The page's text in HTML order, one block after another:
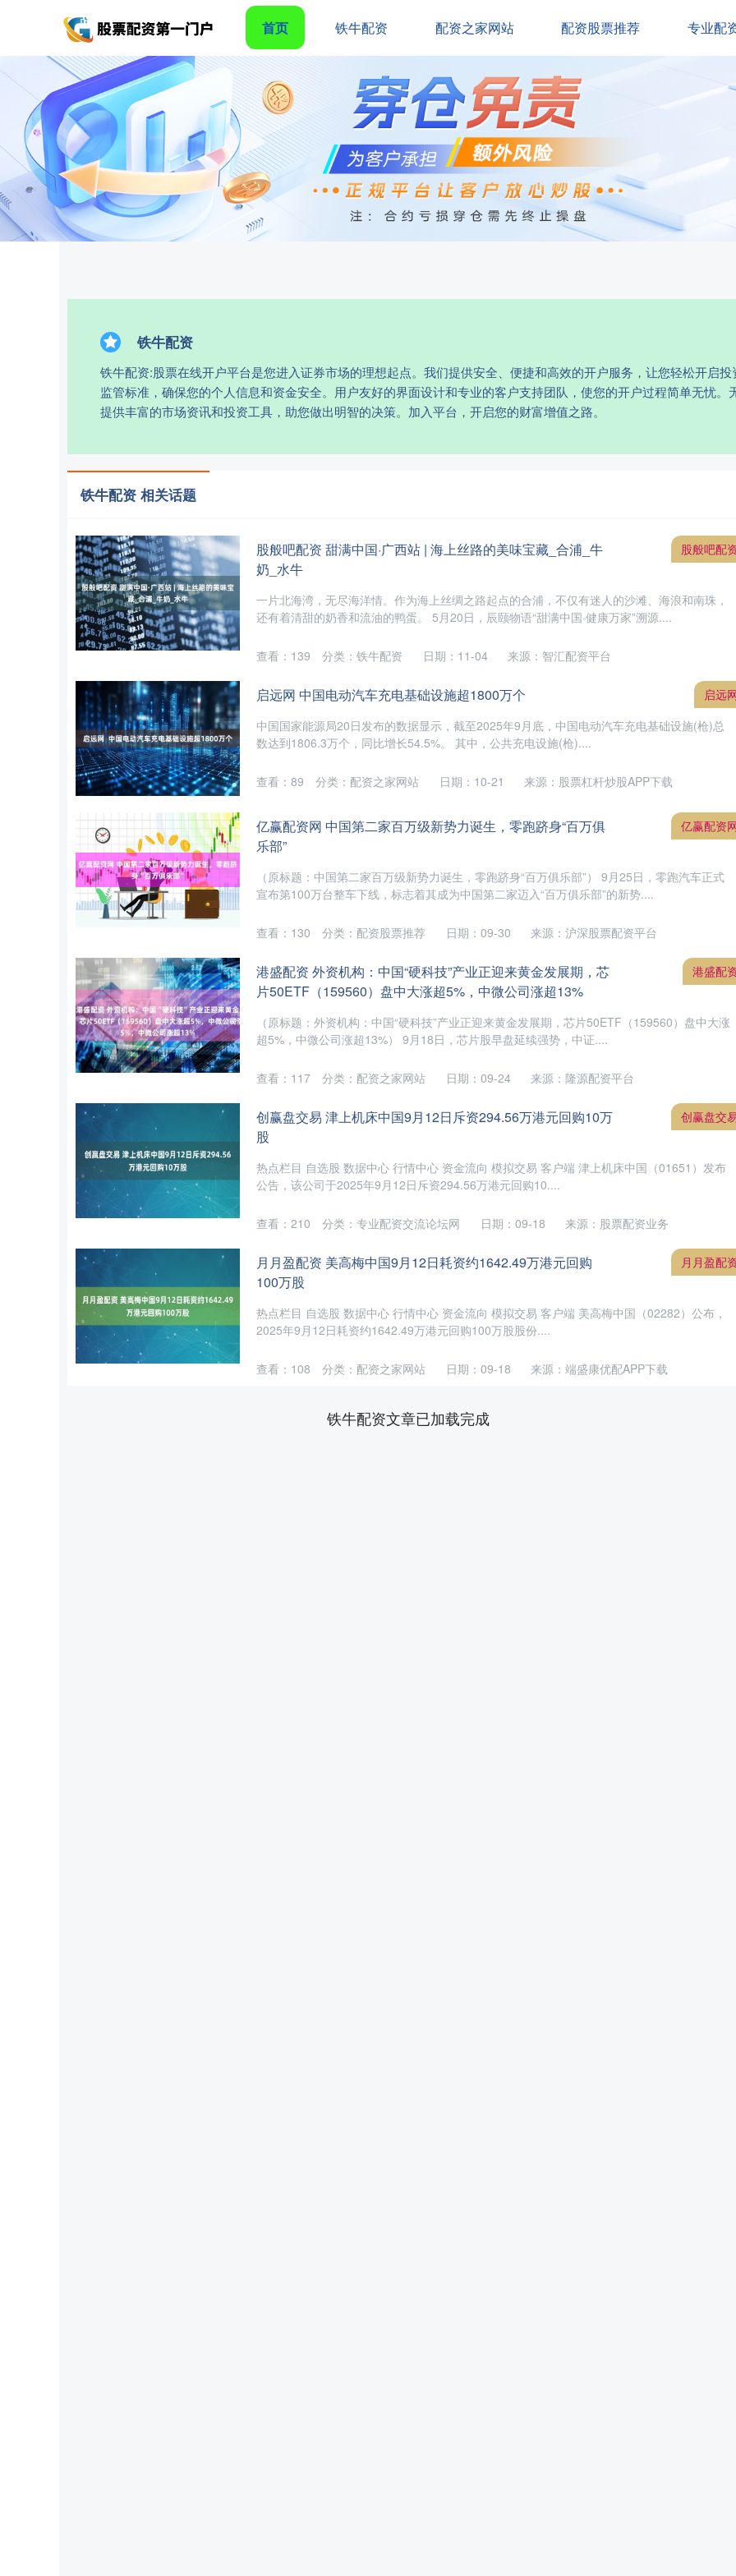
首页 铁牛配资 配资之家网站 配资股票推荐 专业配
铁牛配资
铁牛配资:股票在线开户平台是您进入证券市场的理想起点。我们提供安全、便捷和高效的开户服务，让您轻松开启
监管标准，确保您的个人信息和资金安全。用户友好的界面设计和专业的客户支持团队，使您的开户过程简单无忧
提供丰富的市场资讯和投资工具，助您做出明智的决策。加入平台，开启您的财富增值之路。
铁牛配资 相关话题
股般吧配资 甜满中国·广西站 | 海上丝路的美味宝藏_合浦_牛
奶_水牛
一片北海湾，无尽海洋情。作为海上丝绸之路起点的合浦，不仅有迷人的沙滩、海浪和南珠，
还有着清甜的奶香和流油的鸭蛋。 5月20日，辰颐物语“甜满中国·健康万家”溯源....
股般吧配
日期：11-04 来源：智汇配资平台
查看： 139 分类： 铁牛配资
启远网 中国电动汽车充电基础设施超1800万个
中国国家能源局20日发布的数据显示，截至2025年9月底，中国电动汽车充电基础设施(枪)总
数达到1806.3万个，同比增长54.5%。 其中，公共充电设施(枪)....
启远
日期：10-21 来源：股票杠杆炒股APP下载
查看： 89 分类： 配资之家网站
亿赢配资网 中国第二家百万级新势力诞生，零跑跻身“百万俱
乐部”
（原标题：中国第二家百万级新势力诞生，零跑跻身“百万俱乐部”） 9月25日，零跑汽车正式
宣布第100万台整车下线，标志着其成为中国第二家迈入“百万俱乐部”的新势....
亿赢配资
日期：09-30 来源：沪深股票配资平台
查看： 130 分类： 配资股票推荐
港盛配资 外资机构：中国“硬科技”产业正迎来黄金发展期，芯
片50ETF（159560）盘中大涨超5%，中微公司涨超13%
（原标题：外资机构：中国“硬科技”产业正迎来黄金发展期，芯片50ETF（159560）盘中大涨
超5%，中微公司涨超13%） 9月18日，芯片股早盘延续强势，中证....
港盛配
日期：09-24 来源：隆源配资平台
查看： 117 分类： 配资之家网站
创赢盘交易 津上机床中国9月12日斥资294.56万港元回购10万
股
热点栏目 自选股 数据中心 行情中心 资金流向 模拟交易 客户端 津上机床中国（01651）发布
公告，该公司于2025年9月12日斥资294.56万港元回购10....
创赢盘交
日期：09-18 来源：股票配资业务
查看： 210 分类： 专业配资交流论坛网
月月盈配资 美高梅中国9月12日耗资约1642.49万港元回购
100万股
热点栏目 自选股 数据中心 行情中心 资金流向 模拟交易 客户端 美高梅中国（02282）公布，
2025年9月12日耗资约1642.49万港元回购100万股股份....
月月盈配
日期：09-18 来源：端盛康优配APP下载
查看： 108 分类： 配资之家网站
铁牛配资文章已加载完成